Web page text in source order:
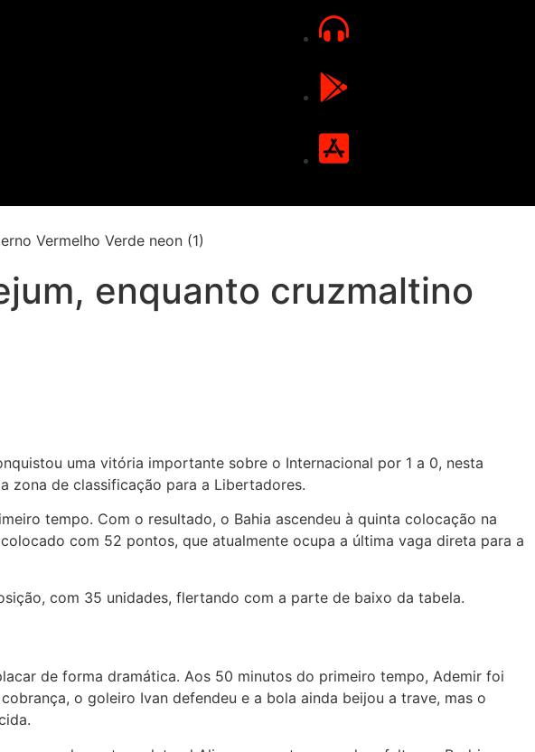
enquanto cruzmaltino
uma vitória importante sobre o Internacional por 1 a 0, nesta
zona de classificação para a Libertadores.
tempo. Com o resultado, o Bahia ascendeu à quinta colocação na
com 52 pontos, que atualmente ocupa a última vaga direta para a
com 35 unidades, flertando com a parte de baixo da tabela.
de forma dramática. Aos 50 minutos do primeiro tempo, Ademir foi
o goleiro Ivan defendeu e a bola ainda beijou a trave, mas o